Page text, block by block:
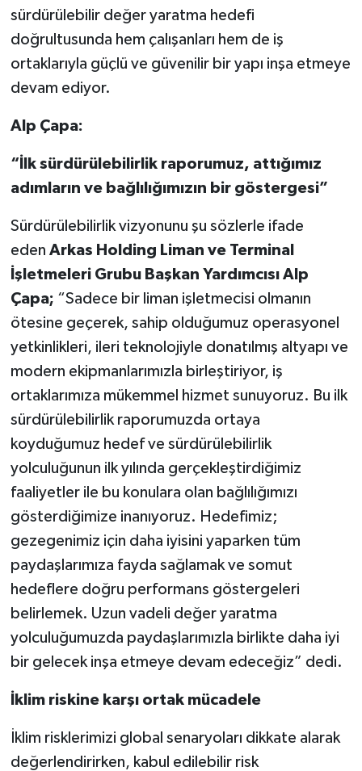
sürdürülebilir değer yaratma hedefi
doğrultusunda hem çalışanları hem de iş
ortaklarıyla güçlü ve güvenilir bir yapı inşa etmeye
devam ediyor.
Alp Çapa:
“İlk sürdürülebilirlik raporumuz, attığımız
adımların ve bağlılığımızın bir göstergesi”
Sürdürülebilirlik vizyonunu şu sözlerle ifade
eden Arkas Holding Liman ve Terminal
İşletmeleri Grubu Başkan Yardımcısı Alp
Çapa; “Sadece bir liman işletmecisi olmanın
ötesine geçerek, sahip olduğumuz operasyonel
yetkinlikleri, ileri teknolojiyle donatılmış altyapı ve
modern ekipmanlarımızla birleştiriyor, iş
ortaklarımıza mükemmel hizmet sunuyoruz. Bu ilk
sürdürülebilirlik raporumuzda ortaya
koyduğumuz hedef ve sürdürülebilirlik
yolculuğunun ilk yılında gerçekleştirdiğimiz
faaliyetler ile bu konulara olan bağlılığımızı
gösterdiğimize inanıyoruz. Hedefimiz;
gezegenimiz için daha iyisini yaparken tüm
paydaşlarımıza fayda sağlamak ve somut
hedeflere doğru performans göstergeleri
belirlemek. Uzun vadeli değer yaratma
yolculuğumuzda paydaşlarımızla birlikte daha iyi
bir gelecek inşa etmeye devam edeceğiz” dedi.
İklim riskine karşı ortak mücadele
İklim risklerimizi global senaryoları dikkate alarak
değerlendirirken, kabul edilebilir risk